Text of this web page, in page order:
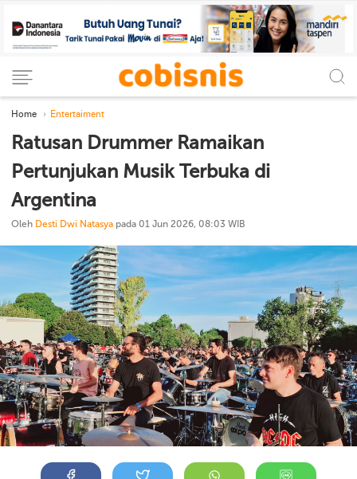
Home Entertaiment
Ratusan Drummer Ramaikan
Pertunjukan Musik Terbuka di
Argentina
Oleh Desti Dwi Natasya pada 01 Jun 2026, 08:03 WIB